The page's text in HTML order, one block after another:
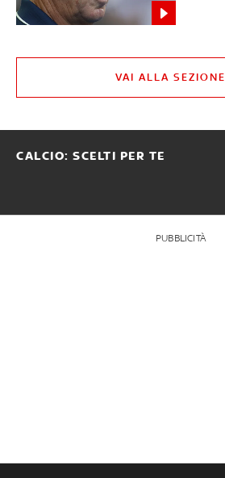
VAI ALLA SEZIONE
CALCIO: SCELTI PER TE
PUBBLICITÀ